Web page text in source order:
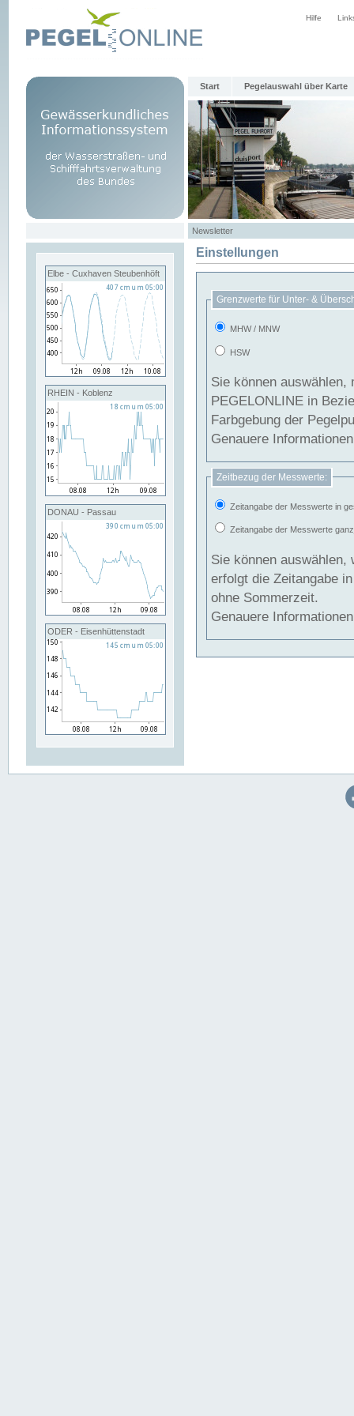
Hilfe
Start Pegelauswahl über Karte
Newsletter
Elbe - Cuxhaven Steubenhöft
RHEIN - Koblenz
DONAU - Passau
ODER - Eisenhüttenstadt
Einstellungen
Grenzwerte für Unter- &
MHW / MNW
HSW
Sie können
PEGELONLINE in Beziehung
Farbgebung der
Genauere
Zeitbezug der Messwerte:
Zeitangabe der Messwerte in
Zeitangabe der Messwerte
Sie können auswählen,
erfolgt die Zeitangabe
ohne Sommerzeit.
Genauere